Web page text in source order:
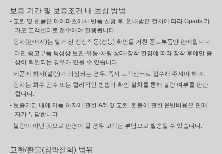
보증 기간 및 보증조건 내 보상 방법
- 교환 및 반품은 마이파츠에서 반품 신청 후, 안내받은 절차에 따라 Gparts 카
카오 고객센터로 접수해야 진행됩니다.
- 당사(판매자)는 탈거 전 정상작동(성능) 확인을 거친 중고부품만 판매합니다.
다만 중고부품 특성상 보관·유통·차량 상태·장착 환경에 따라 장착 후에만 증
상이 확인되는 경우가 있을 수 있습니다.
- 제품에 하자(불량)가 의심되는 경우, 즉시 고객센터로 접수해 주셔야 하며,
- 당사는 회수 검수 또는 합리적인 방법의 확인 절차를 통해 불량 여부를 판단
합니다.
- 보증기간 내에 제품 하자에 관한 A/S 및 교환, 환불에 관한 운반비용은 판매
자가 부담합니다.
- 불량이 아닌 것으로 판명이 될 경우 고객님 부담으로 발송될 수 있습니다.
교환/환불(청약철회) 범위